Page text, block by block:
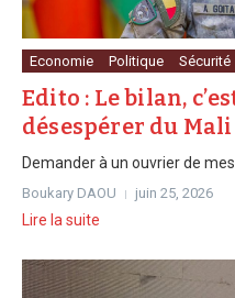
Economie Politique Sécurité
Edito : Le bilan,
désespérer du Mali
Demander à un ouvrier de
Boukary DAOU juin 25, 2026
Lire la suite